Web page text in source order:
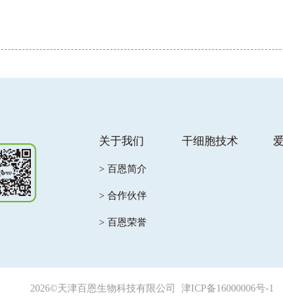
关于我们
> 百恩简介
> 合作伙伴
> 百恩荣誉
干细胞技术
2026©天津百恩生物科技有限公司 津ICP备16000006号-1